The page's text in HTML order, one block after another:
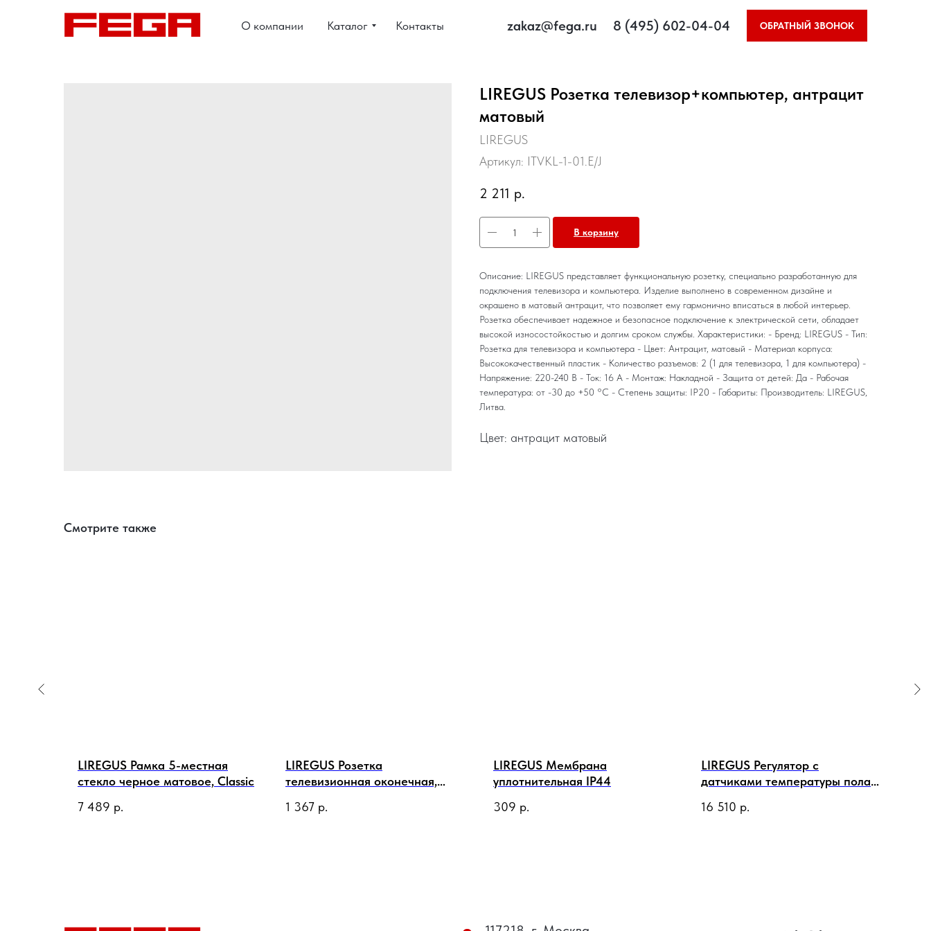
ОБРАТНЫЙ ЗВОНОК
zakaz@fega.ru
Контакты
О компании Каталог 8 (495) 602-04-04
LIREGUS Розетка телевизор+компьютер, антрацит
матовый
LIREGUS
Артикул: ITVKL-1-01.E/J
2 211 р.
В корзину
Описание: LIREGUS представляет функциональную розетку, специально разработанную для
подключения телевизора и компьютера. Изделие выполнено в современном дизайне и
окрашено в матовый антрацит, что позволяет ему гармонично вписаться в любой интерьер.
Розетка обеспечивает надежное и безопасное подключение к электрической сети, обладает
высокой износостойкостью и долгим сроком службы. Характеристики: - Бренд: LIREGUS - Тип:
Розетка для телевизора и компьютера - Цвет: Антрацит, матовый - Материал корпуса:
Высококачественный пластик - Количество разъемов: 2 (1 для телевизора, 1 для компьютера) -
Напряжение: 220-240 В - Ток: 16 А - Монтаж: Накладной - Защита от детей: Да - Рабочая
температура: от -30 до +50 °C - Степень защиты: IP20 - Габариты: Производитель: LIREGUS,
Литва.
Цвет: антрацит матовый
Смотрите также
LIREGUS Рамка 5-местная
стекло черное матовое, Classic
7 489 р.
LIREGUS Розетка
телевизионная оконечная,
1 367 р.
LIREGUS Мембрана
уплотнительная IP44
309 р.
LIREGUS Регулятор с
датчиками температуры пола и
программируемый, кремовый
16 510 р.